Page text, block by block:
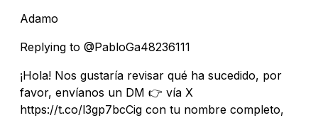
Adamo
Replying to @PabloGa48236111
¡Hola! Nos gustaría revisar qué ha sucedido, por
favor, envíanos un DM 👉 vía X
https://t.co/l3gp7bcCig con tu nombre completo,